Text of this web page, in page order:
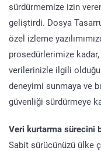
sürdürmemize izin
geliştirdi. Dosya
özel izleme
prosedürlerimize
verilerinizle ilgili
deneyimi sunmaya ve
güvenliği sürdürmeye
Veri kurtarma sürecini
Sabit sürücünüzü ülke